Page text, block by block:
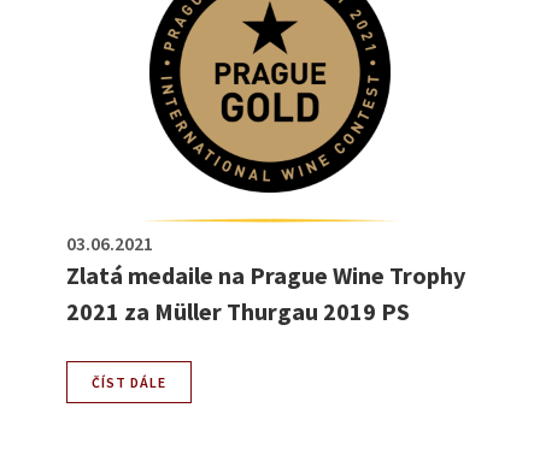
Zlatá medaile na Prague Wine Trophy
2021 za Müller Thurgau 2019 PS
03.06.2021
ČÍST DÁLE